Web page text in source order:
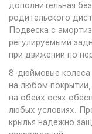
дополнительная
родительского
Подвеска с
регулируемыми
при движении по
8-дюймовые колеса
на любом покрытии,
на обеих осях
любых условиях.
крылья надежно